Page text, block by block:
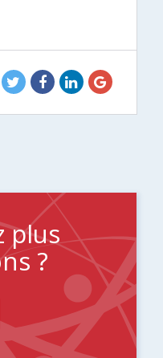
plus
?